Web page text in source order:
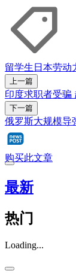
留学生 日本劳动
上一篇
印度求职者受骗
下一篇
俄罗斯大规模导
购买此文章
最新
热门
Loading...